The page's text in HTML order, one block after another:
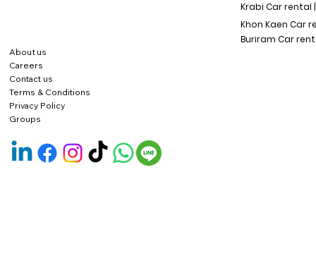
About us
Careers
Contact us
Terms & Conditions
Privacy Policy
Krabi Car rental |
Khon Kaen Car
Buriram Car
Groups